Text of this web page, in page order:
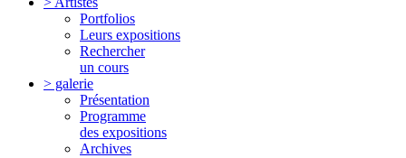
Portfolios
Leurs expositions
Rechercher
un cours
> galerie
Présentation
Programme
des expositions
Archives